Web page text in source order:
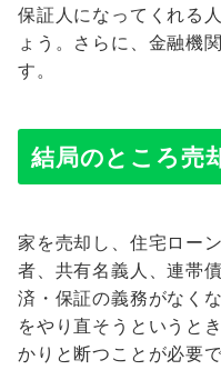
保証人になってくれる
ょう。さらに、金融機
す。
結局のところ売
家を売却し、住宅ロー
者、共有名義人、連帯
済・保証の義務がなく
をやり直そうというと
かりと断つことが必要